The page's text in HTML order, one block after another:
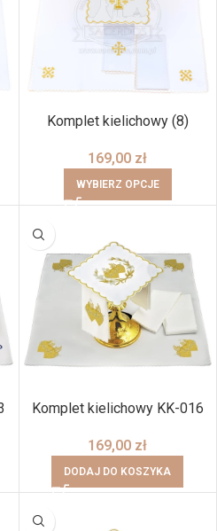
Komplet kielichowy (8)
169,00 zł
WYBIERZ OPCJE
Komplet kielichowy KK-016
169,00 zł
DODAJ DO KOSZYKA